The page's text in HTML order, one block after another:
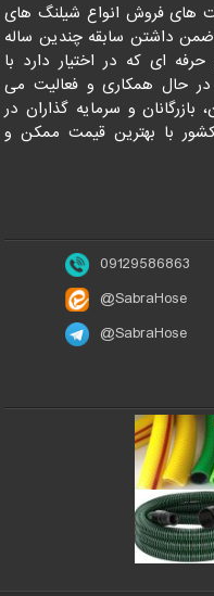
های فروش انواع شیلنگ های
داشتن سابقه چندین ساله
ای که در اختیار دارد با
حال همکاری و فعالیت می
و سرمایه گذاران در
با بهترین قیمت ممکن و
09129586863
@SabraHose
@SabraHose